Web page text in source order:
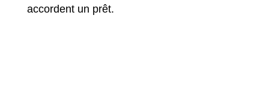
accordent un prêt.